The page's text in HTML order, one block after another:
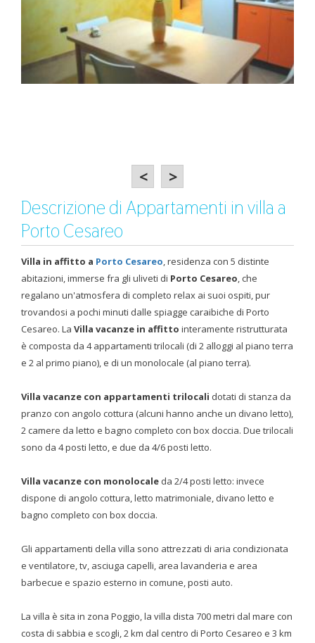
< >
Descrizione di Appartamenti in villa a
Porto Cesareo
Villa in affitto a Porto Cesareo, residenza con 5 distinte
abitazioni, immerse fra gli uliveti di Porto Cesareo, che
regalano un'atmosfera di completo relax ai suoi ospiti, pur
trovandosi a pochi minuti dalle spiagge caraibiche di Porto
Cesareo. La Villa vacanze in affitto interamente ristrutturata
è composta da 4 appartamenti trilocali (di 2 alloggi al piano terra
e 2 al primo piano), e di un monolocale (al piano terra).
Villa vacanze con appartamenti trilocali dotati di stanza da
pranzo con angolo cottura (alcuni hanno anche un divano letto),
2 camere da letto e bagno completo con box doccia. Due trilocali
sono da 4 posti letto, e due da 4/6 posti letto.
Villa vacanze con monolocale da 2/4 posti letto: invece
dispone di angolo cottura, letto matrimoniale, divano letto e
bagno completo con box doccia.
Gli appartamenti della villa sono attrezzati di aria condizionata
e ventilatore, tv, asciuga capelli, area lavanderia e area
barbecue e spazio esterno in comune, posti auto.
La villa è sita in zona Poggio, la villa dista 700 metri dal mare con
costa di sabbia e scogli, 2 km dal centro di Porto Cesareo e 3 km